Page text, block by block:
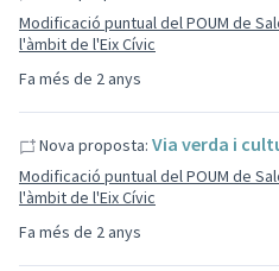
Fa més de 2 anys
Modificació puntual del POUM de
l'àmbit de l'Eix Cívic
Fa més de 2 anys
Nova proposta: Via verda i
Modificació puntual del POUM de
l'àmbit de l'Eix Cívic